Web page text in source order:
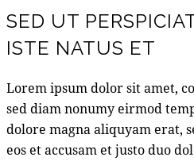
SED UT
ISTE NATUS ET
Lorem ipsum dolor sit amet,
sed diam nonumy eirmod
dolore magna aliquyam erat,
eos et accusam et justo duo